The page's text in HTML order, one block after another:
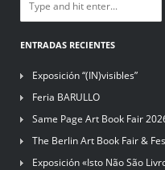
ENTRADAS RECIENTES
Exposición “(IN)visibles”
Feria BARULLO
Same Page Art Book Fair
The Berlin Art Book Fair &
Exposición «Isto Não São